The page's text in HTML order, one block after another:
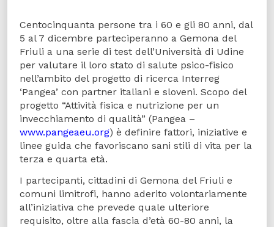
Centocinquanta persone tra i 60 e gli 80 anni, dal
5 al 7 dicembre parteciperanno a Gemona del
Friuli a una serie di test dell’Università di Udine
per valutare il loro stato di salute psico-fisico
nell’ambito del progetto di ricerca Interreg
‘Pangea’ con partner italiani e sloveni. Scopo del
progetto “Attività fisica e nutrizione per un
invecchiamento di qualità” (Pangea –
www.pangeaeu.org) è definire fattori, iniziative e
linee guida che favoriscano sani stili di vita per la
terza e quarta età.
I partecipanti, cittadini di Gemona del Friuli e
comuni limitrofi, hanno aderito volontariamente
all’iniziativa che prevede quale ulteriore
requisito, oltre alla fascia d’età 60-80 anni, la